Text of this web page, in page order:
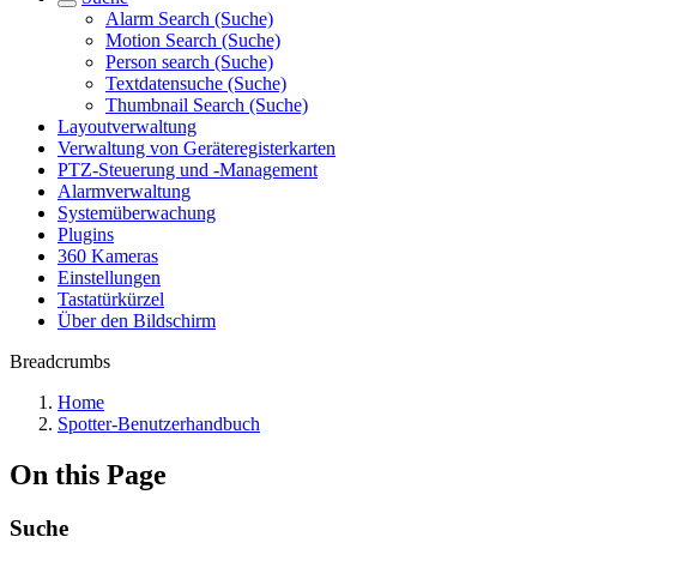
Alarm Search (Suche)
Motion Search (Suche)
Person search (Suche)
Textdatensuche (Suche)
Thumbnail Search (Suche)
Layoutverwaltung
Verwaltung von Geräteregisterkarten
PTZ-Steuerung und -Management
Alarmverwaltung
Systemüberwachung
Plugins
360 Kameras
Einstellungen
Tastatürkürzel
Über den Bildschirm
Breadcrumbs
Home
Spotter-Benutzerhandbuch
On this Page
Suche